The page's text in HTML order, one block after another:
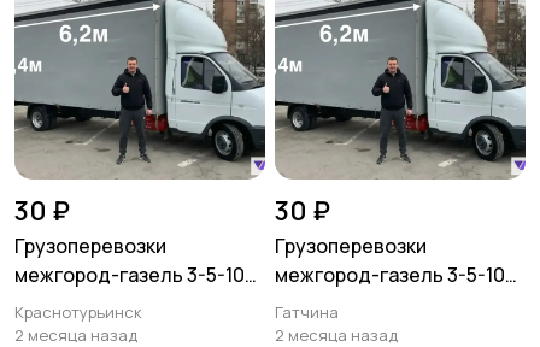
30 ₽
Грузоперевозки
межгород-газель 3-5-10
тонн
Краснотурьинск
2 месяца назад
30 ₽
Грузоперевозки
межгород-газель 3-5-10
тонн
Гатчина
2 месяца назад